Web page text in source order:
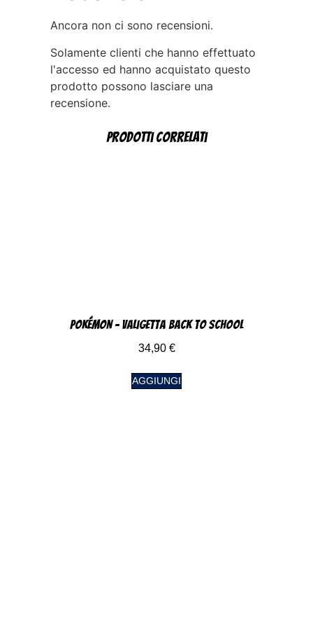
Ancora non ci sono recensioni.
Solamente clienti che hanno effettuato
l'accesso ed hanno acquistato questo
prodotto possono lasciare una
recensione.
Prodotti correlati
Pokémon – Valigetta Back to School
34,90 €
AGGIUNGI